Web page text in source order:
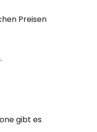
Preisen
gibt es